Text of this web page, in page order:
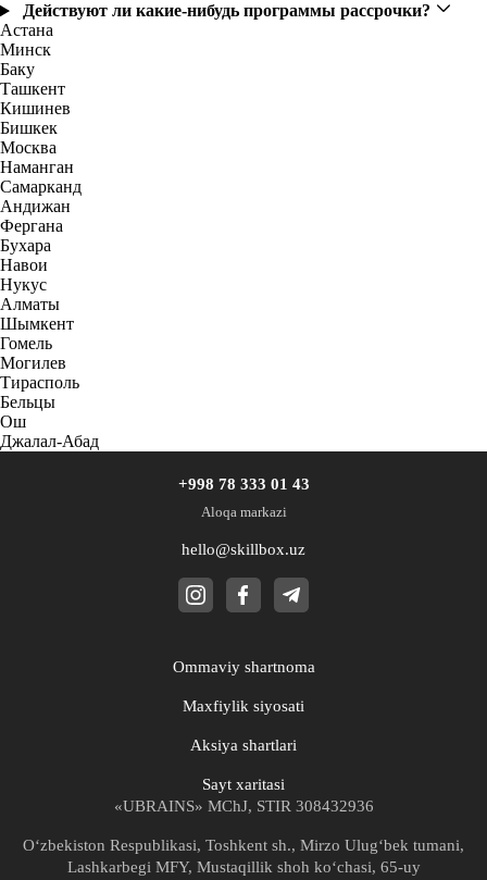
Действуют ли какие-нибудь программы рассрочки?
Астана
Минск
Баку
Ташкент
Кишинев
Бишкек
Москва
Наманган
Самарканд
Андижан
Фергана
Бухара
Навои
Нукус
Алматы
Шымкент
Гомель
Могилев
Тирасполь
Бельцы
Ош
Джалал-Абад
+998 78 333 01 43
Aloqa markazi
hello@skillbox.uz
Ommaviy shartnoma
Maxfiylik siyosati
Aksiya shartlari
Sayt xaritasi
«UBRAINS» MChJ, STIR 308432936
O‘zbekiston Respublikasi, Toshkent sh., Mirzo Ulugʻbek tumani,
Lashkarbegi MFY, Mustaqillik shoh ko‘chasi, 65-uy